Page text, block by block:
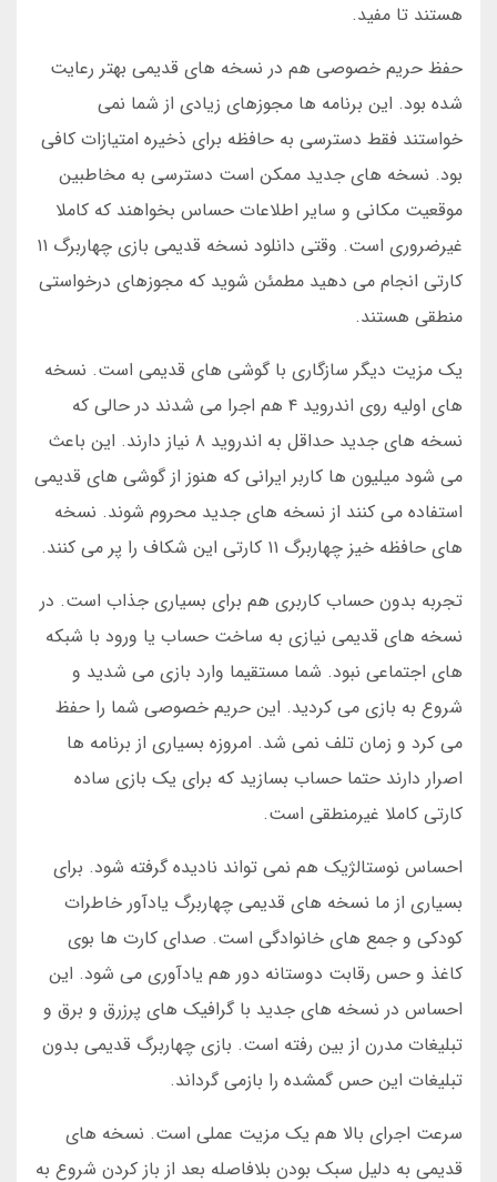
هستند تا مفید.
حفظ حریم خصوصی هم در نسخه های قدیمی بهتر رعایت
شده بود. این برنامه ها مجوزهای زیادی از شما نمی
خواستند فقط دسترسی به حافظه برای ذخیره امتیازات کافی
بود. نسخه های جدید ممکن است دسترسی به مخاطبین
موقعیت مکانی و سایر اطلاعات حساس بخواهند که کاملا
غیرضروری است. وقتی دانلود نسخه قدیمی بازی چهاربرگ ۱۱
کارتی انجام می دهید مطمئن شوید که مجوزهای درخواستی
منطقی هستند.
یک مزیت دیگر سازگاری با گوشی های قدیمی است. نسخه
های اولیه روی اندروید ۴ هم اجرا می شدند در حالی که
نسخه های جدید حداقل به اندروید ۸ نیاز دارند. این باعث
می شود میلیون ها کاربر ایرانی که هنوز از گوشی های قدیمی
استفاده می کنند از نسخه های جدید محروم شوند. نسخه
های حافظه خیز چهاربرگ ۱۱ کارتی این شکاف را پر می کنند.
تجربه بدون حساب کاربری هم برای بسیاری جذاب است. در
نسخه های قدیمی نیازی به ساخت حساب یا ورود با شبکه
های اجتماعی نبود. شما مستقیما وارد بازی می شدید و
شروع به بازی می کردید. این حریم خصوصی شما را حفظ
می کرد و زمان تلف نمی شد. امروزه بسیاری از برنامه ها
اصرار دارند حتما حساب بسازید که برای یک بازی ساده
کارتی کاملا غیرمنطقی است.
احساس نوستالژیک هم نمی تواند نادیده گرفته شود. برای
بسیاری از ما نسخه های قدیمی چهاربرگ یادآور خاطرات
کودکی و جمع های خانوادگی است. صدای کارت ها بوی
کاغذ و حس رقابت دوستانه دور هم یادآوری می شود. این
احساس در نسخه های جدید با گرافیک های پرزرق و برق و
تبلیغات مدرن از بین رفته است. بازی چهاربرگ قدیمی بدون
تبلیغات این حس گمشده را بازمی گرداند.
سرعت اجرای بالا هم یک مزیت عملی است. نسخه های
قدیمی به دلیل سبک بودن بلافاصله بعد از باز کردن شروع به